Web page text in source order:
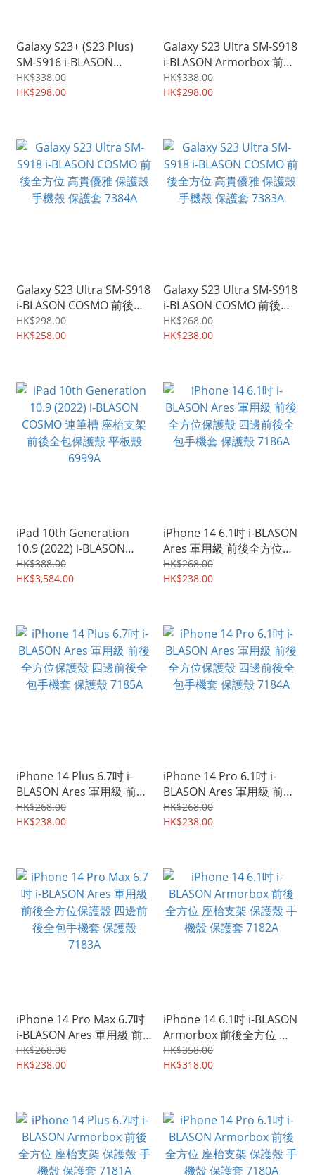
Galaxy S23+ (S23 Plus)
SM-S916 i-BLASON
Armorbox 前後全方位 金
屬色設計 保護殼 手機殼 保
HK$338.00
HK$298.00
Galaxy S23 Ultra SM-S918
i-BLASON Armorbox 前後
全方位 金屬色設計 保護殼
手機殼 保護套 7385A
HK$338.00
HK$298.00
Galaxy S23 Ultra SM-S918
i-BLASON COSMO 前後全
方位 高貴優雅 保護殼 手機
殼 保護套 7384A
HK$298.00
HK$258.00
Galaxy S23 Ultra SM-S918
i-BLASON COSMO 前後全
方位 高貴優雅 保護殼 手機
殼 保護套 7383A
HK$268.00
HK$238.00
iPad 10th Generation
10.9 (2022) i-BLASON
COSMO 連筆槽 座枱支架
前後全包保護殼 平板殼
HK$388.00
HK$3,584.00
iPhone 14 6.1吋 i-BLASON
Ares 軍用級 前後全方位保
護殼 四邊前後全包手機套
保護殼 7186A
HK$268.00
HK$238.00
iPhone 14 Plus 6.7吋 i-
BLASON Ares 軍用級 前後
全方位保護殼 四邊前後全
包手機套 保護殼 7185A
HK$268.00
HK$238.00
iPhone 14 Pro 6.1吋 i-
BLASON Ares 軍用級 前後
全方位保護殼 四邊前後全
包手機套 保護殼 7184A
HK$268.00
HK$238.00
iPhone 14 Pro Max 6.7吋
i-BLASON Ares 軍用級 前
後全方位保護殼 四邊前後
全包手機套 保護殼 7183A
HK$268.00
HK$238.00
iPhone 14 6.1吋 i-BLASON
Armorbox 前後全方位 座
枱支架 保護殼 手機殼 保護
套 7182A
HK$358.00
HK$318.00